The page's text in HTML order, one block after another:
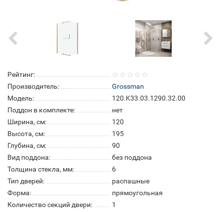
Рейтинг:
Производитель:
Grossman
Модель:
120.K33.03.1290.32.00
Поддон в комплекте:
нет
Ширина, см:
120
Высота, см:
195
Глубина, см:
90
Вид поддона:
без поддона
Толщина стекла, мм:
6
Тип дверей:
распашные
Форма:
прямоугольная
Количество секций двери:
1